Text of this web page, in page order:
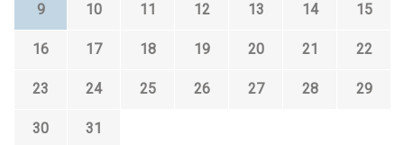
9 10 11 12 13 14 15
16 17 18 19 20 21 22
23 24 25 26 27 28 29
30
31